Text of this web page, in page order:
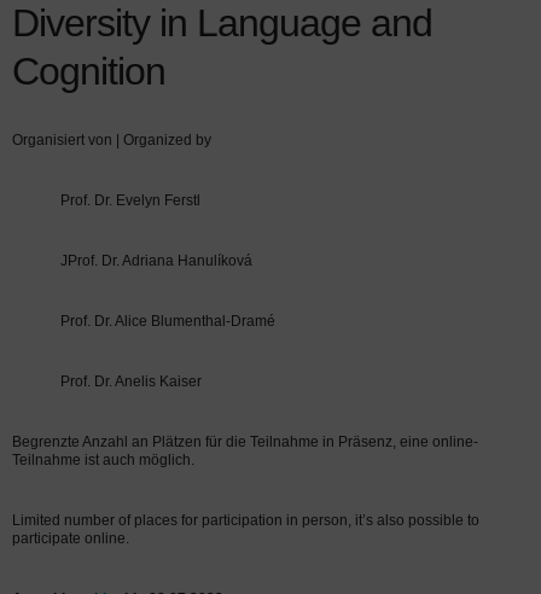
Diversity in Language and
Cognition
Organisiert von | Organized by
Prof. Dr. Evelyn Ferstl
JProf. Dr. Adriana Hanulíková
Prof. Dr. Alice Blumenthal-Dramé
Prof. Dr. Anelis Kaiser
Begrenzte Anzahl an Plätzen für die Teilnahme in Präsenz, eine online-
Teilnahme ist auch möglich.
Limited number of places for participation in person, it’s also possible to
participate online.